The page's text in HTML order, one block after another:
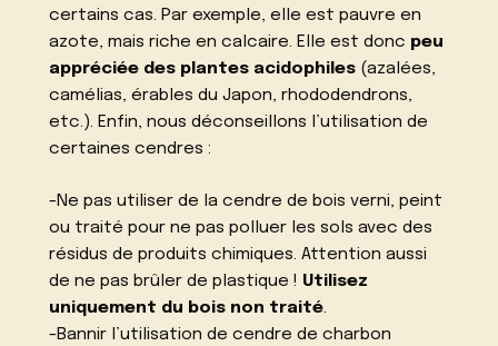
certains cas. Par exemple, elle est pauvre en
azote, mais riche en calcaire. Elle est donc peu
appréciée des plantes acidophiles (azalées,
camélias, érables du Japon, rhododendrons,
etc.). Enfin, nous déconseillons l’utilisation de
certainescendres :
-Ne pas utiliser de la cendre de bois verni, peint
ou traité pour ne pas polluer les sols avec des
résidus de produits chimiques. Attention aussi
de ne pas brûler de plastique ! Utilisez
uniquement du bois non traité.
-Bannir l’utilisation de cendre de charbon